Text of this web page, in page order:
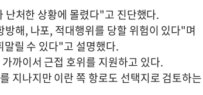
처한 상황에 몰렸다"고 진단했다.
해, 나포, 적대행위를 당할 위험이 있다"며
릴 수 있다"고 설명했다.
까이서 근접 호위를 지원하고 있다.
지나지만 이란 쪽 항로도 선택지로 검토하는